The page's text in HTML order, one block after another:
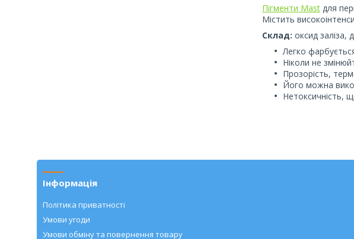
Пігменти Mast для
Містить
Склад: оксид заліза,
Легко
Ніколи не
Прозорість,
Його можна
Нетоксичність,
Інформація
Політика приватності
Умови угоди
Умови обміну та повернення товару